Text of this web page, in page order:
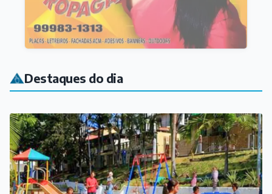
Destaques do dia